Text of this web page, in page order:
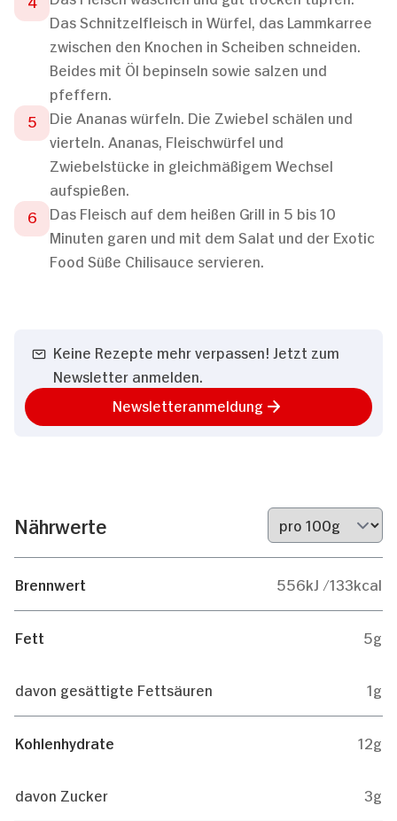
Das Schnitzelfleisch in Würfel, das Lammkarree
zwischen den Knochen in Scheiben schneiden.
Beides mit Öl bepinseln sowie salzen und
pfeffern.
Die Ananas würfeln. Die Zwiebel schälen und
vierteln. Ananas, Fleischwürfel und
Zwiebelstücke in gleichmäßigem Wechsel
aufspießen.
Das Fleisch auf dem heißen Grill in 5 bis 10
Minuten garen und mit dem Salat und der Exotic
Food Süße Chilisauce servieren.
Keine Rezepte mehr verpassen! Jetzt zum
Newsletter anmelden.
Newsletteranmeldung
Nährwerte
Brennwert 556kJ /133kcal
Fett 5g
davon gesättigte Fettsäuren 1g
Kohlenhydrate 12g
davon Zucker 3g